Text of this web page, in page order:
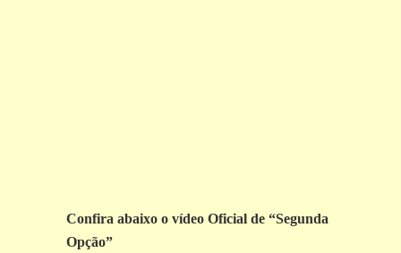
Confira abaixo o vídeo Oficial de “Segunda
Opção”